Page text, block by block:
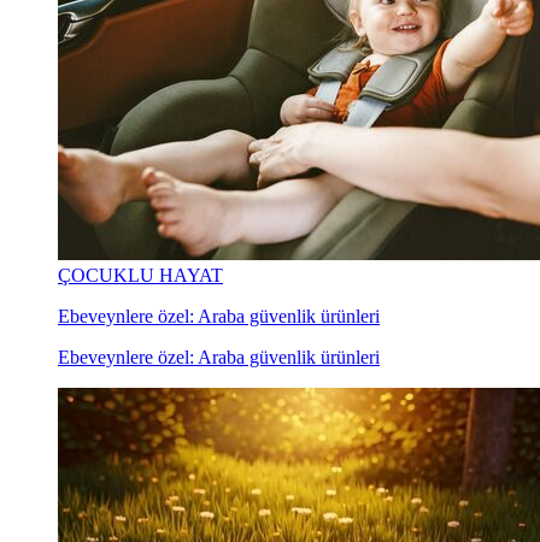
ÇOCUKLU HAYAT
Ebeveynlere özel: Araba güvenlik ürünleri
Ebeveynlere özel: Araba güvenlik ürünleri